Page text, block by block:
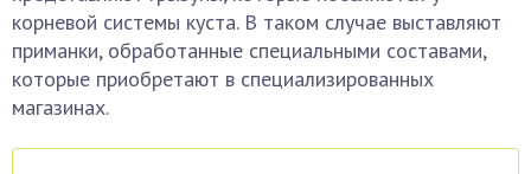
корневой системы куста. В таком случае выставляют
приманки, обработанные специальными составами,
которые приобретают в специализированных
магазинах.